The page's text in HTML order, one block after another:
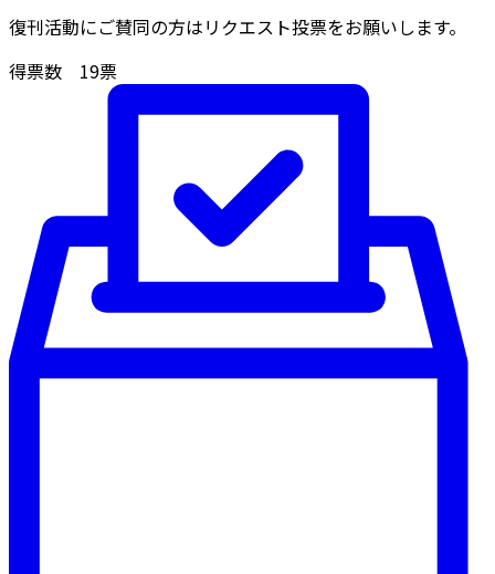
復刊活動にご賛同の方はリクエスト投票をお願いします。
得票数 19票